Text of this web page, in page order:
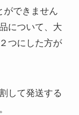
ができません
について、大
つにした方が
して発送する